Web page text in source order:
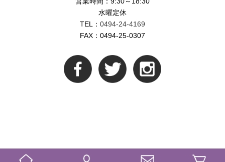
水曜定休
TEL： 0494-24-4169
FAX：0494-25-0307